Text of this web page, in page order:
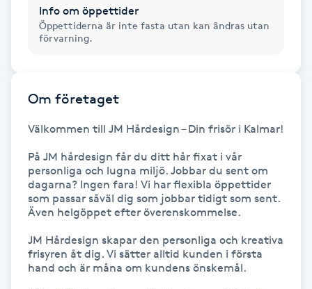
Hälsprickor
I
Idrottsmassage
IPL hårborttagning
IR-massage
Japansk massage
Info om öppettider
Öppettiderna är inte fasta utan kan ändras utan
förvarning.
Om företaget
Välkommen till JM Hårdesign – Din frisör i Kalmar!
På JM hårdesign får du ditt hår fixat i vår
personliga och lugna miljö. Jobbar du sent om
dagarna? Ingen fara! Vi har flexibla öppettider
som passar såväl dig som jobbar tidigt som sent.
Även helgöppet efter överenskommelse.
JM Hårdesign skapar den personliga och kreativa
frisyren åt dig. Vi sätter alltid kunden i första
hand och är måna om kundens önskemål.